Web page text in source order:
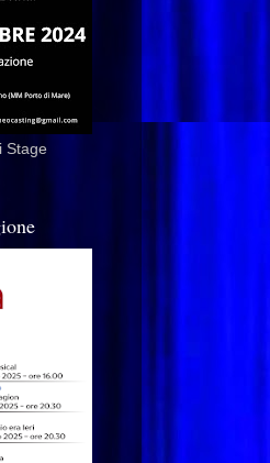
Stage